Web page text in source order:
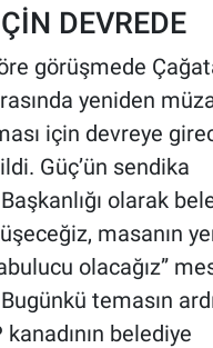
DEVREDE
görüşmede
yeniden
için devreye
Güç’ün sendika
olarak
masanın
olacağız”
temasın
belediye